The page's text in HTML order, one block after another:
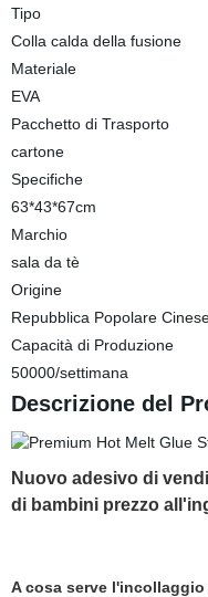
Tipo
Colla calda della fusione
Materiale
EVA
Pacchetto di Trasporto
cartone
Specifiche
63*43*67cm
Marchio
sala da tè
Origine
Repubblica Popolare
Capacità di Produzione
50000/settimana
Descrizione del
Nuovo adesivo di
di bambini prezzo
A cosa serve l'incollaggio